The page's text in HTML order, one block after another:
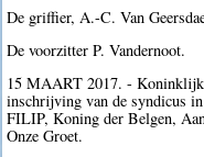
De griffier, A.-C. Van
De voorzitter P. Vandernoot.
15 MAART 2017. - Koninklijk
inschrijving van de syndicus
FILIP, Koning der Belgen,
Onze Groet.